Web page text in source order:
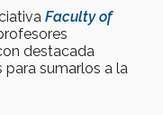
Faculty of
destacada
para sumarlos a la